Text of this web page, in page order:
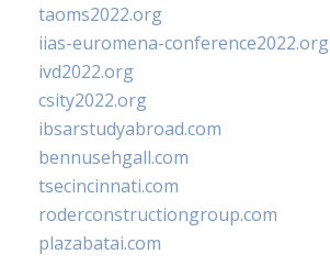
taoms2022.org
iias-euromena-conference2022.org
ivd2022.org
csity2022.org
ibsarstudyabroad.com
bennusehgall.com
tsecincinnati.com
roderconstructiongroup.com
plazabatai.com